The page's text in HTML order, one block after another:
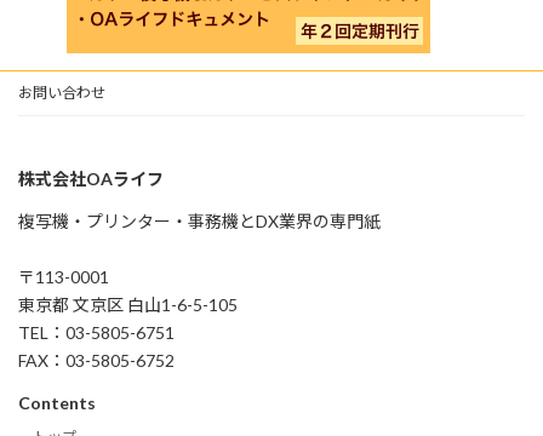
お問い合わせ
株式会社OAライフ
複写機・プリンター・事務機とDX業界の専門紙
〒113-0001
東京都 文京区 白山1-6-5-105
TEL：03-5805-6751
FAX：03-5805-6752
Contents